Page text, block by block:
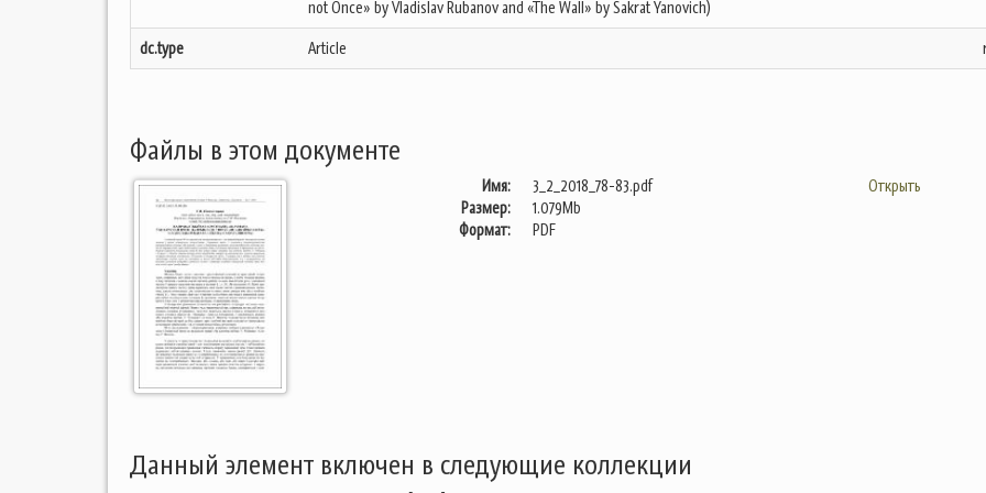
not Once» by Vladislav Rubanov and «The Wall» by Sakrat Yanovich)
dc.type Article
Файлы в этом документе
Имя:
3_2_2018_78-83.pdf
Размер:
1.079Mb
Формат:
PDF
Открыть
Данный элемент включен в следующие коллекции